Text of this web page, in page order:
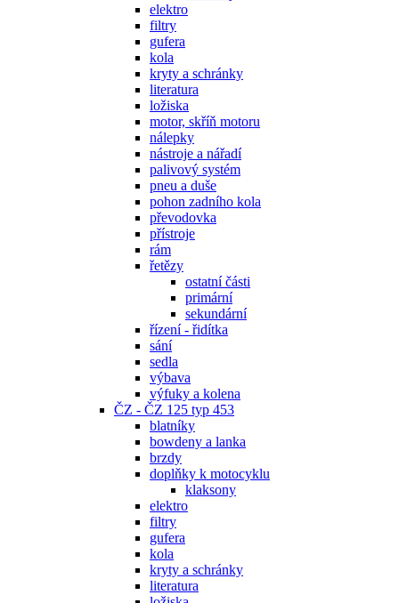
elektro
filtry
gufera
kola
kryty a schránky
literatura
ložiska
motor, skříň motoru
nálepky
nástroje a nářadí
palivový systém
pneu a duše
pohon zadního kola
převodovka
přístroje
rám
řetězy
ostatní části
primární
sekundární
řízení - řidítka
sání
sedla
výbava
výfuky a kolena
ČZ - ČZ 125 typ 453
blatníky
bowdeny a lanka
brzdy
doplňky k motocyklu
klaksony
elektro
filtry
gufera
kola
kryty a schránky
literatura